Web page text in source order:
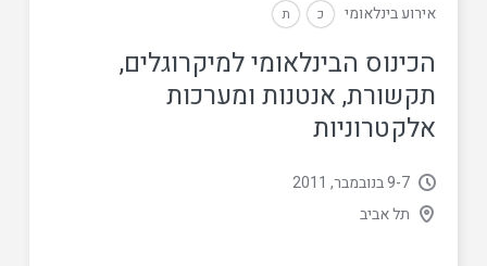
הכינוס הבינלאומי למיקרוגלים,
תקשורת, אנטנות ומערכות
אלקטרוניות
אירוע בינלאומי כ ת
7
‏-9 בנובמבר, 2011
תל אביב